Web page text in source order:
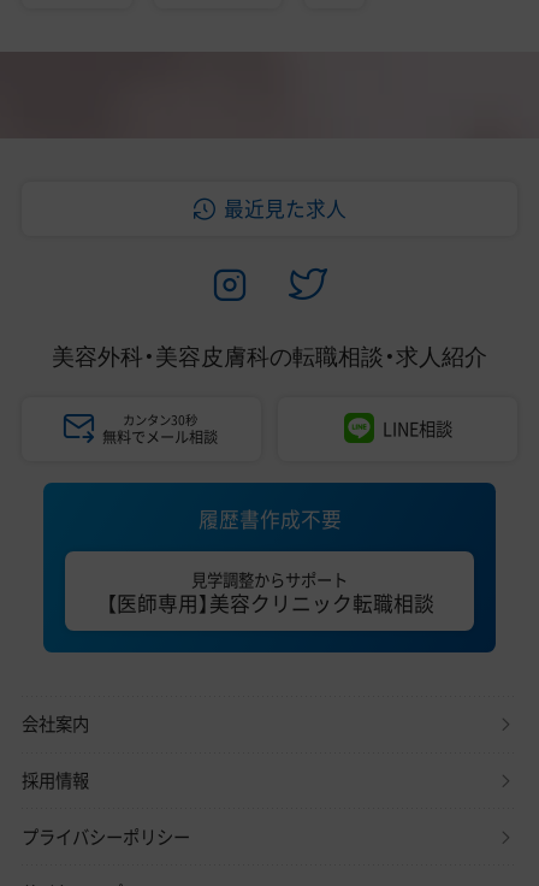
最近見た求人
美容外科・美容皮膚科の転職相談・求人紹介
カンタン30秒
無料でメール相談 LINE相談
履歴書作成不要
見学調整からサポート
【医師専用】美容クリニック転職相談
会社案内
採用情報
プライバシーポリシー